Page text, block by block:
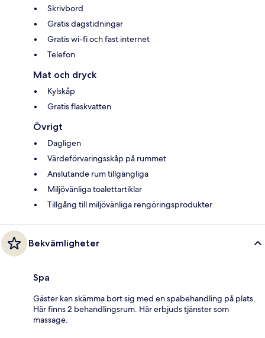
Skrivbord
Gratis dagstidningar
Gratis wi-fi och fast internet
Telefon
Mat och dryck
Kylskåp
Gratis flaskvatten
Övrigt
Dagligen
Värdeförvaringsskåp på rummet
Anslutande rum tillgängliga
Miljövänliga toalettartiklar
Tillgång till miljövänliga rengöringsprodukter
Bekvämligheter
Spa
Gäster kan skämma bort sig med en spabehandling på plats.
Här finns 2 behandlingsrum. Här erbjuds tjänster som
massage.